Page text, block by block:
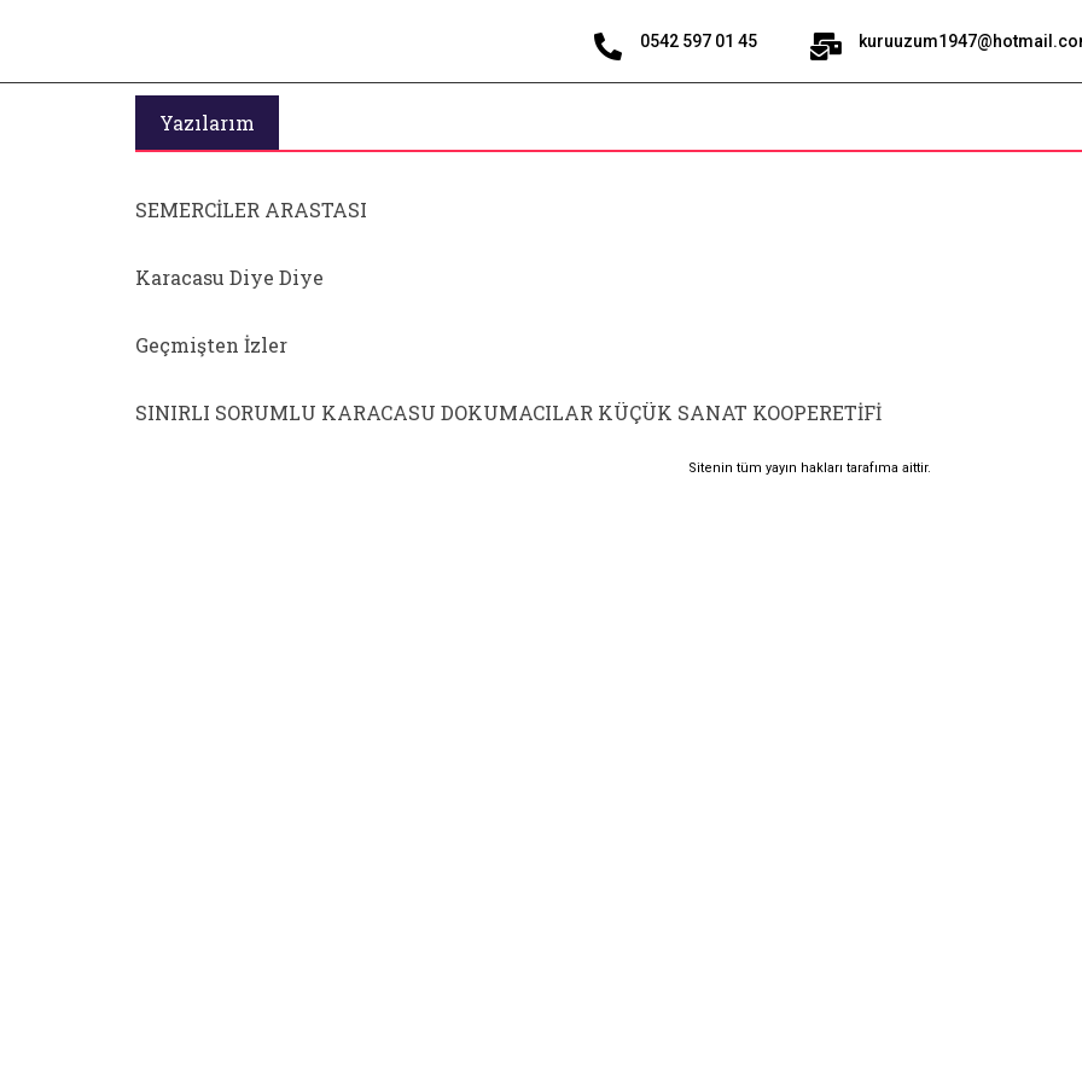
0542 597 01 45
Yazılarım
SEMERCİLER ARASTASI
Karacasu Diye Diye
Geçmişten İzler
SINIRLI SORUMLU KARACASU DOKUMACILAR KÜÇÜK SANAT KOOPERETİFİ
Sitenin tüm yayın hakları tarafıma aittir.